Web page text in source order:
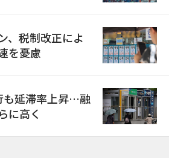
、税制改正によ
を憂慮
も延滞率上昇…融
に高く